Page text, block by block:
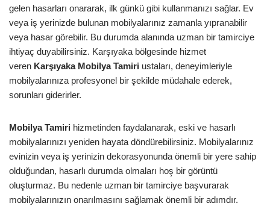
gelen hasarları onararak, ilk günkü gibi kullanmanızı sağlar. Ev
veya iş yerinizde bulunan mobilyalarınız zamanla yıpranabilir
veya hasar görebilir. Bu durumda alanında uzman bir tamirciye
ihtiyaç duyabilirsiniz. Karşıyaka bölgesinde hizmet
veren Karşıyaka Mobilya Tamiri ustaları, deneyimleriyle
mobilyalarınıza profesyonel bir şekilde müdahale ederek,
sorunları giderirler.
Mobilya Tamiri hizmetinden faydalanarak, eski ve hasarlı
mobilyalarınızı yeniden hayata döndürebilirsiniz. Mobilyalarınız
evinizin veya iş yerinizin dekorasyonunda önemli bir yere sahip
olduğundan, hasarlı durumda olmaları hoş bir görüntü
oluşturmaz. Bu nedenle uzman bir tamirciye başvurarak
mobilyalarınızın onarılmasını sağlamak önemli bir adımdır.